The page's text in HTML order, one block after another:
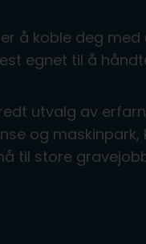
å koble deg
egnet til å
utvalg av
og
til store